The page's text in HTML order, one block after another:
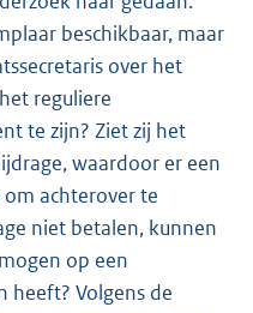
beschikbaar, maar
over het
reguliere
te zijn? Ziet zij het
waardoor er een
achterover te
niet betalen, kunnen
op een
heeft? Volgens de